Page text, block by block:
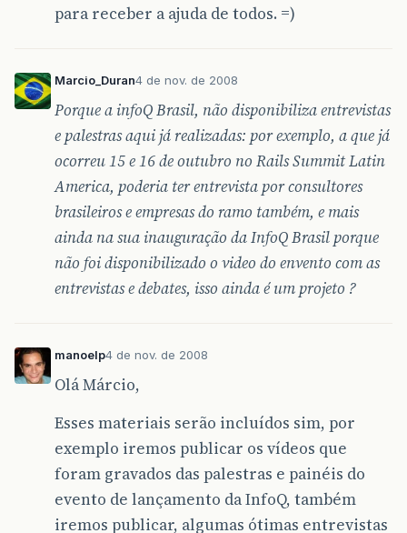
para receber a ajuda de todos. =)
Marcio_Duran4 de nov. de 2008
Porque a infoQ Brasil, não disponibiliza entrevistas
e palestras aqui já realizadas: por exemplo, a que já
ocorreu 15 e 16 de outubro no Rails Summit Latin
America, poderia ter entrevista por consultores
brasileiros e empresas do ramo também, e mais
ainda na sua inauguração da InfoQ Brasil porque
não foi disponibilizado o video do envento com as
entrevistas e debates, isso ainda é um projeto ?
manoelp4 de nov. de 2008
Olá Márcio,
Esses materiais serão incluídos sim, por
exemplo iremos publicar os vídeos que
foram gravados das palestras e painéis do
evento de lançamento da InfoQ, também
iremos publicar, algumas ótimas entrevistas